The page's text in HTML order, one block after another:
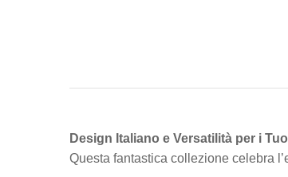
Design Italiano e Versatilità per i
Questa fantastica collezione celebra